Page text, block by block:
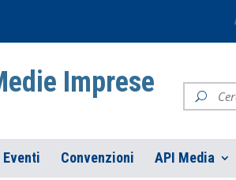
Imprese
Eventi Convenzioni API Media